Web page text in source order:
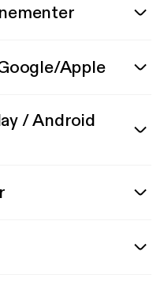
Apple
/ Android